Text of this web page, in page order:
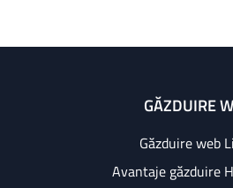
GĂZDUIRE
Găzduire web
Avantaje găzduire